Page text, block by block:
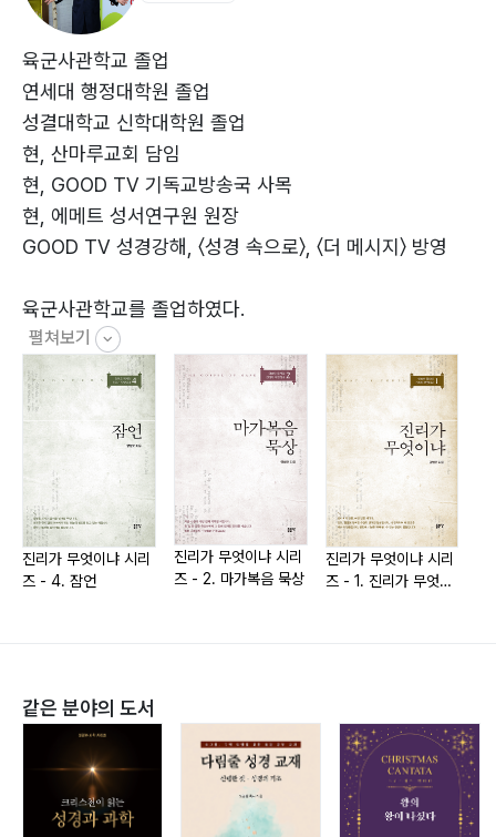
육군사관학교 졸업
연세대 행정대학원 졸업
성결대학교 신학대학원 졸업
현, 산마루교회 담임
현, GOOD TV 기독교방송국 사목
현, 에메트 성서연구원 원장
GOOD TV 성경강해, 〈성경 속으로〉, 〈더 메시지〉 방영
육군사관학교를 졸업하였다.
어깨에 별을 달아보겠다며 시작한 직업군인의 길이었으
나
젊은 날에 예수의 사랑에 붙잡히고 새로운 꿈을 꾼다.
어깨 위에 별이 아닌 궁창의 별로….
많은 사람을 옳은 데로 돌아오게 한 자는
별과 같이 영원토록 빛나리라(단12:3)
몇 번의 시도 후 인생의 중반을 지나 실현된 소망,
앞서간 자들을 통하여,
무엇보다 진리의 영을 통하여 깨달은
보석 같은 진리들을 기록하였다.
?진리 시리즈’라는 제하(題下)의 책들을 남길 수 있게 하
펼쳐보기
진리가 무엇이냐 시리
즈 - 4. 잠언
진리가 무엇이냐 시리
즈 - 2. 마가복음 묵상
진리가 무엇이냐 시리
즈 - 1. 진리가 무엇이
같은 분야의 도서